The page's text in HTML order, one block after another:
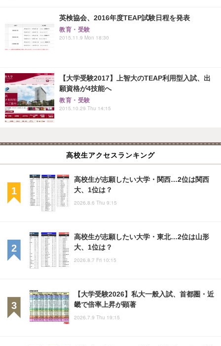
英検協会、2016年度TEAP試験日程を発表
教育・受験
2015.11.9 Mon 18:30
【大学受験2017】上智大のTEAP利用型入試、出
願資格が4技能へ
教育・受験
2015.10.29 Thu 14:15
高校生アクセスランキング
高校生が志願したい大学・関西…2位は関西
大、1位は？
2026.8.6 Thu 9:15
高校生が志願したい大学・東北…2位は山形
大、1位は？
2026.8.7 Fri 10:15
【大学受験2026】私大一般入試、首都圏・近
畿で倍率上昇が顕著
2026.7.9 Thu 19:15